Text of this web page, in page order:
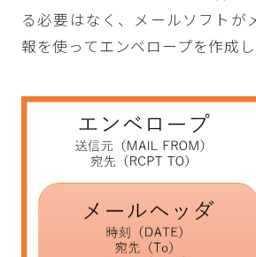
る必要はなく、メールソフトが
報を使ってエンベロープを作成し